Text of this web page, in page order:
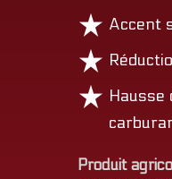
Accent
Hausse
Produit